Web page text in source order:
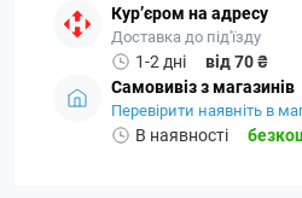
Кур’єром на адресу
Доставка до під'їзду
1-2 дні
від 70 ₴
Самовивіз з магазинів
Перевірити наявніть в
В наявності